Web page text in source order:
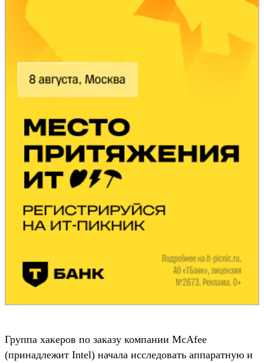
Группа хакеров по заказу компании McAfee
(принадлежит Intel) начала исследовать аппаратную и